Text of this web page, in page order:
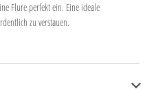
Flure perfekt ein. Eine ideale
zu verstauen.